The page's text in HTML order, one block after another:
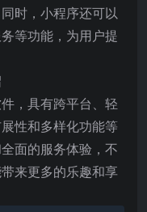
时，小程序还可以
等功能，为用户提
，具有跨平台、轻
性和多样化功能等
面的服务体验，不
来更多的乐趣和享